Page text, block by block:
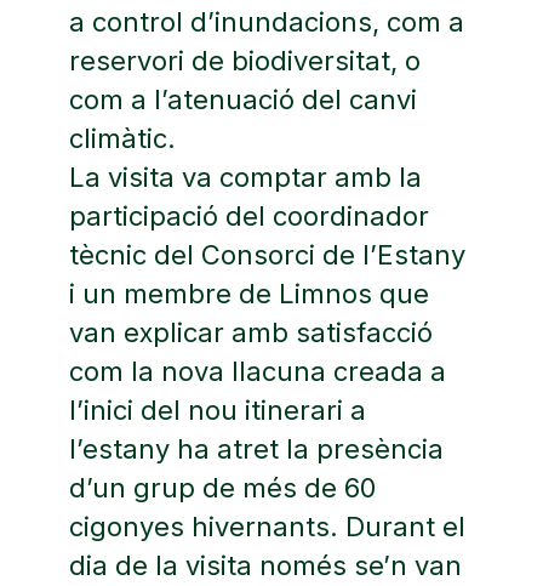
a control d’inundacions, com a
reservori de biodiversitat, o
com a l’atenuació del canvi
climàtic.
La visita va comptar amb la
participació del coordinador
tècnic del Consorci de l’Estany
i un membre de Limnos que
van explicar amb satisfacció
com la nova llacuna creada a
l’inici del nou itinerari a
l’estany ha atret la presència
d’un grup de més de 60
cigonyes hivernants. Durant el
dia de la visita només se’n van